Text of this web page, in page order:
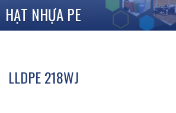
HẠT NHỰA PE
LLDPE 218WJ